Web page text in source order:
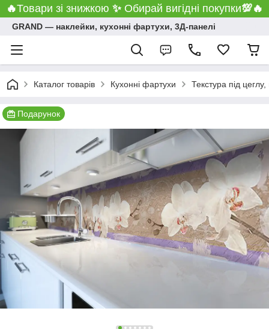
🔥Товари зі знижкою ✨ Обирай вигідні покупки💯🔥
GRAND ― наклейки, кухонні фартухи, 3Д-панелі
Каталог товарів Кухонні фартухи Текстура під
Подарунок